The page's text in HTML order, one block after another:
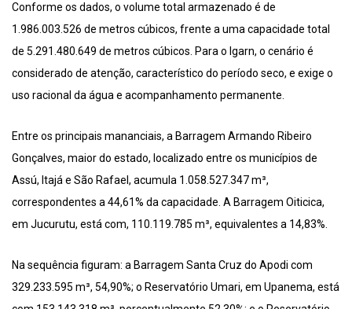
Conforme os dados, o volume total armazenado é de
1.986.003.526 de metros cúbicos, frente a uma capacidade total
de 5.291.480.649 de metros cúbicos. Para o Igarn, o cenário é
considerado de atenção, característico do período seco, e exige o
uso racional da água e acompanhamento permanente.
Entre os principais mananciais, a Barragem Armando Ribeiro
Gonçalves, maior do estado, localizado entre os municípios de
Assú, Itajá e São Rafael, acumula 1.058.527.347 m³,
correspondentes a 44,61% da capacidade. A Barragem Oiticica,
em Jucurutu, está com, 110.119.785 m³, equivalentes a 14,83%.
Na sequência figuram: a Barragem Santa Cruz do Apodi com
329.233.595 m³, 54,90%; o Reservatório Umari, em Upanema, está